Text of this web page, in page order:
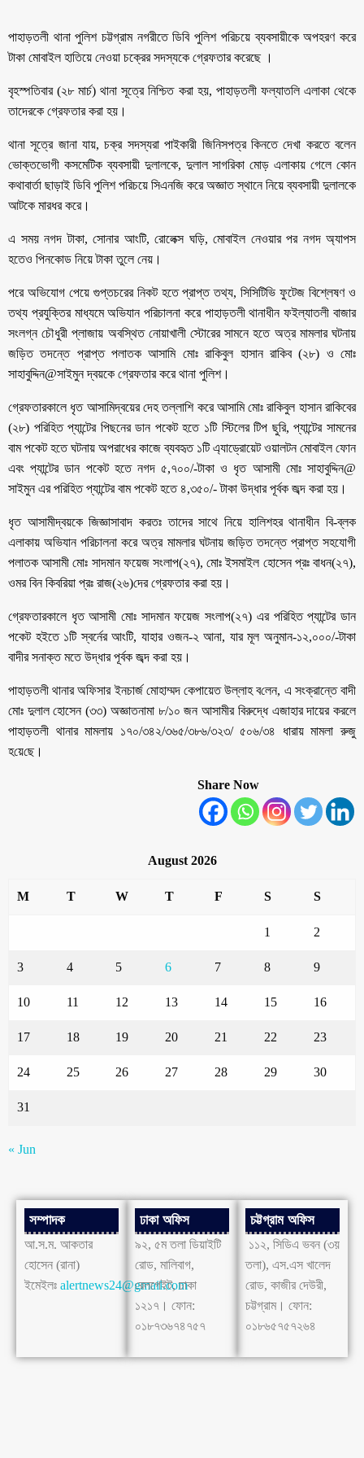
পাহাড়তলী থানা পু‌লিশ চট্টগ্রাম নগরীতে ডিবি পুলিশ পরিচয়ে ব্যবসায়ীকে অপহরণ করে
টাকা মোবাইল হাতিয়ে নেওয়া চক্রের সদস্যকে গ্রেফতার করেছে ।
বৃহস্প‌তিবার (২৮ মার্চ) থানা সূত্রে নি‌শ্চিত করা হয়, পাহাড়তলী ফল্যাতলি এলাকা থেকে
তাদেরকে গ্রেফতার করা হয়।
থানা সূত্রে জানা যায়, চক্র সদস্যরা পাইকারী জি‌নিসপত্র কিনতে দেখা করতে বলেন
ভোক্তভো‌গী কসমে‌টিক ব্যবসায়ী দুলালকে, দুলাল সাগরিকা মোড় এলাকায় গেলে কোন
কথাবার্তা ছাড়াই ডিবি পুলিশ পরিচয়ে সিএনজি করে অজ্ঞাত স্থানে নিয়ে ব্যবসায়ী দুলালকে
আটকে মারধর করে।
এ সময় নগদ টাকা, সোনার আংটি, রোলেক্স ঘড়ি, মোবাইল নেওয়ার পর নগদ অ্যাপস
হতেও পিনকোড নিয়ে টাকা তুলে নেয়।
পরে অ‌ভিযোগ পেয়ে গুপ্তচরের নিকট হতে প্রাপ্ত তথ্য, সিসিটিভি ফুটেজ বিশ্লেষণ ও
তথ্য প্রযুক্তির মাধ্যমে অভিযান পরিচালনা করে পাহাড়তলী থানাধীন ফইল্যাতলী বাজার
সংলগ্ন চৌধুরী প্লাজায় অবস্থিত নোয়াখালী স্টোরের সামনে হতে অত্র মামলার ঘটনায়
জড়িত তদন্তে প্রাপ্ত পলাতক আসামি মোঃ রাকিবুল হাসান রাকিব (২৮) ও মোঃ
সাহাবুদ্দিন@সাইমুন দ্বয়কে গ্রেফতার করে থানা পু‌লিশ।
গ্রেফতারকালে ধৃত আসামিদ্বয়ের দেহ তল্লাশি করে আসামি মোঃ রাকিবুল হাসান রাকিবের
(২৮) পরিহিত প্যান্টের পিছনের ডান পকেট হতে ১টি স্টিলের টিপ ছুরি, প্যান্টের সামনের
বাম পকেট হতে ঘটনায় অপরাধের কাজে ব্যবহৃত ১টি এ্যাড্রোয়েট ওয়ালটন মোবাইল ফোন
এবং প্যান্টের ডান পকেট হতে নগদ ৫,৭০০/-টাকা ও ধৃত আসামী মোঃ সাহাবুদ্দিন@
সাইমুন এর পরিহিত প্যান্টের বাম পকেট হতে ৪,৩৫০/- টাকা উদ্ধার পূর্বক জব্দ করা হয়।
ধৃত আসামীদ্বয়কে জিজ্ঞাসাবাদ করতঃ তাদের সাথে নিয়ে হালিশহর থানাধীন বি-ব্লক
এলাকায় অভিযান পরিচালনা করে অত্র মামলার ঘটনায় জড়িত তদন্তে প্রাপ্ত সহযোগী
পলাতক আসামী মোঃ সাদমান ফয়েজ সংলাপ(২৭), মোঃ ইসমাইল হোসেন প্রঃ বাধন(২৭),
ওমর বিন কিবরিয়া প্রঃ রাজ(২৬)দের গ্রেফতার করা হয়।
গ্রেফতারকালে ধৃত আসামী মোঃ সাদমান ফয়েজ সংলাপ(২৭) এর পরিহিত প্যান্টের ডান
পকেট হইতে ১টি স্বর্নের আংটি, যাহার ওজন-২ আনা, যার মূল অনুমান-১২,০০০/-টাকা
বাদীর সনাক্ত মতে উদ্ধার পূর্বক জব্দ করা হয়।
পাহাড়তলী থানার অফিসার ইনচার্জ মোহাম্মদ কেপায়েত উল্লাহ ব‌লেন, এ সংক্রান্তে বাদী
মোঃ দুলাল হোসেন (৩৩) অজ্ঞাতনামা ৮/১০ জন আসামীর বিরুদ্ধে এজাহার দায়ের করলে
পাহাড়তলী থানার মামলায় ১৭০/৩৪২/৩৬৫/৩৮৬/৩২৩/ ৫০৬/৩৪ ধারায় মামলা রুজু
হ‌য়ে‌ছে।
Share Now
August 2026
M T W T F S S
1 2
3 4 5 6 7 8 9
10 11 12 13 14 15 16
17 18 19 20 21 22 23
24 25 26 27 28 29 30
31
« Jun
সম্পাদক
আ.স.ম. আকতার
হোসেন (রানা)
ইমেইলঃ alertnews24@gmail.com
ঢাকা অফিস
৯২, ৫ম তলা ডিয়াইটি
রোড, মালিবাগ,
রেলগেইট, ঢাকা
১২১৭। ফোন:
০১৮৭৩৬৭৪৭৫৭
চট্টগ্রাম অফিস
১১২, সিডিএ ভবন (৩য়
তলা), এস.এস খালেদ
রোড, কাজীর দেউরী,
চট্টগ্রাম। ফোন:
০১৮৬৫৭৫৭২৬৪